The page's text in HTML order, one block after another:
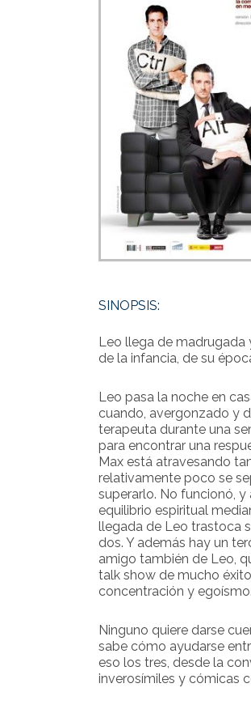
SINOPSIS:
Leo llega de madrugada
de la infancia, de su
Leo pasa la noche en
cuando, avergonzado y
terapeuta durante una
para encontrar una
Max está atravesando
relativamente poco se
superarlo. No funcionó,
equilibrio espiritual
llegada de Leo trastoca
dos. Y además hay un
amigo también de Leo,
talk show de mucho
concentración y egoísmo.
Ninguno quiere darse
sabe cómo ayudarse
eso los tres, desde la
inverosímiles y cómicas